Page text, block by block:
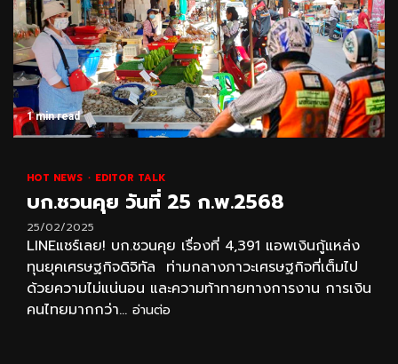
1 min read
HOT NEWS EDITOR TALK
บก.ชวนคุย วันที่ 25 ก.พ.2568
25/02/2025
LINEแชร์เลย! บก.ชวนคุย เรื่องที่ 4,391 แอพเงินกู้แหล่ง
ทุนยุคเศรษฐกิจดิจิทัล ท่ามกลางภาวะเศรษฐกิจที่เต็มไป
ด้วยความไม่แน่นอน และความท้าทายทางการงาน การเงิน
คนไทยมากกว่า... อ่านต่อ